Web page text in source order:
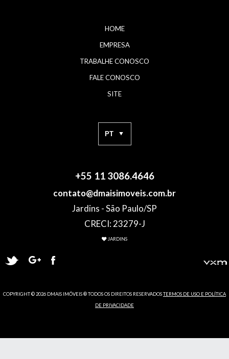
HOME
EMPRESA
TRABALHE CONOSCO
FALE CONOSCO
SITE
+55 11 3086.4646
contato@dmaisimoveis.com.br
Jardins - São Paulo/SP
CRECI: 23279-J
JARDINS
COPYRIGHT © 2026 DMAIS IMÓVEIS ® TODOS OS DIREITOS RESERVADOSTERMOS DE USO E POLÍTICA
DE PRIVACIDADE